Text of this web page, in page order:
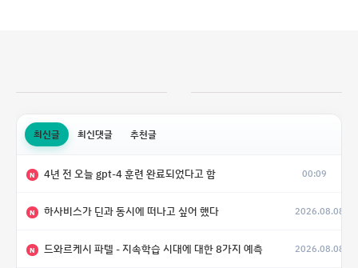
최신글 최신댓글 추천글
N 4년 전 오늘 gpt-4 훈련 완료되었다고 함 00:09
N 하사비스가 딘과 동시에 떠나고 싶어 했다 2026.08.08
N 드와르케시 파텔 - 지속학습 시대에 대한 8가지 예측 2026.08.08